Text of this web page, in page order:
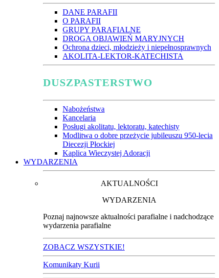
DANE PARAFII
O PARAFII
GRUPY PARAFIALNE
DROGA OBJAWIEŃ MARYJNYCH
Ochrona dzieci, młodzieży i niepełnosprawnych
AKOLITA-LEKTOR-KATECHISTA
DUSZPASTERSTWO
Nabożeństwa
Kancelaria
Posługi akolitatu, lektoratu, katechisty
Modlitwa o dobre przeżycie jubileuszu 950-lecia
Diecezji Płockiej
Kaplica Wieczystej Adoracji
WYDARZENIA
AKTUALNOŚCI
WYDARZENIA
Poznaj najnowsze aktualności parafialne i nadchodzące
wydarzenia parafialne
ZOBACZ WSZYSTKIE!
Komunikaty Kurii